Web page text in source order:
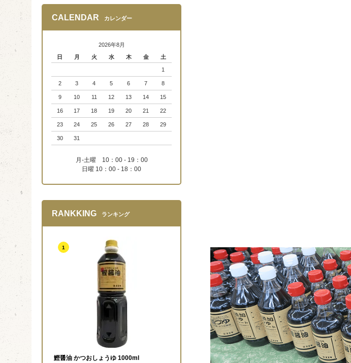
CALENDAR カレンダー
2026年8月
日
月 火 水 木 金 土
1
2 3 4 5 6 7 8
9 10 11 12 13 14 15
16 17 18 19 20 21 22
23 24 25 26 27 28 29
30 31
月-土曜 10：00 - 19：00
日曜 10：00 - 18：00
RANKKING ランキング
1
鰹醤油 かつおしょうゆ 1000ml